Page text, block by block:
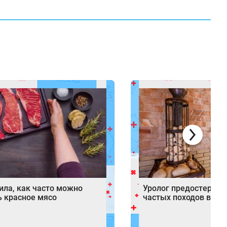
как часто можно
красное мясо
Уролог предостерег
частых походов в